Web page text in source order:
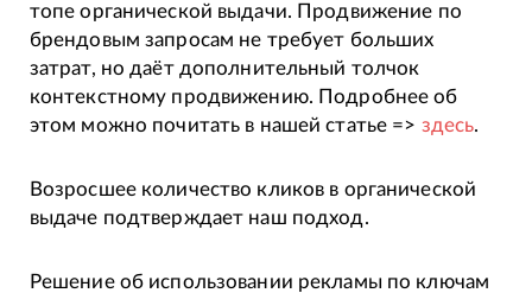
топе органической выдачи. Продвижение по
брендовым запросам не требует больших
затрат, но даёт дополнительный толчок
контекстному продвижению. Подробнее об
этом можно почитать в нашей статье => здесь.
Возросшее количество кликов в органической
выдаче подтверждает наш подход.
Решение об использовании рекламы по ключам